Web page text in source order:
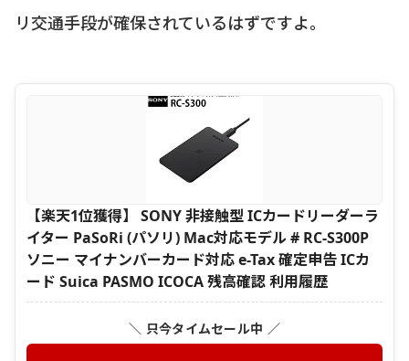
リ交通手段が確保されているはずですよ。
【楽天1位獲得】 SONY 非接触型 ICカードリーダーラ
イター PaSoRi (パソリ) Mac対応モデル # RC-S300P
ソニー マイナンバーカード対応 e-Tax 確定申告 ICカ
ード Suica PASMO ICOCA 残高確認 利用履歴
＼ 只今タイムセール中 ／